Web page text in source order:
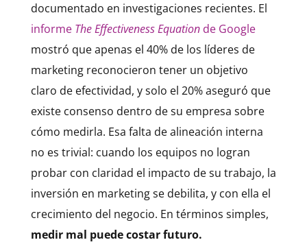
documentado en investigaciones recientes. El
informe The Effectiveness Equationde Google
mostró que apenas el 40% de los líderes de
marketing reconocieron tener un objetivo
claro de efectividad, y solo el 20% aseguró que
existe consenso dentro de su empresa sobre
cómo medirla. Esa falta de alineación interna
no es trivial: cuando los equipos no logran
probar con claridad el impacto de su trabajo, la
inversión en marketing se debilita, y con ella el
crecimiento del negocio. En términos simples,
medir mal puede costar futuro.